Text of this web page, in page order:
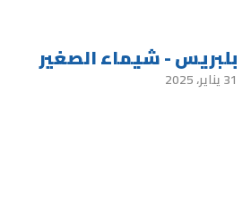
بلبريس - شيماء الصغير
31 يناير، 2025